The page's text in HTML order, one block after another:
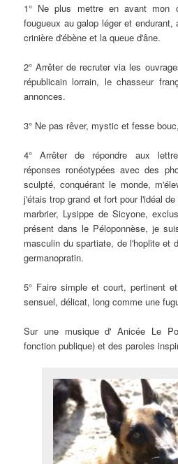
1° Ne plus mettre en avant mon
fougueux au galop léger et
crinière d'ébène et la queue d'âne.
2° Arrêter de recruter via les
républicain lorrain, le chasseur
annonces.
3° Ne pas rêver, mystic et fesse
4° Arrêter de répondre aux
réponses ronéotypées avec des
sculpté, conquérant le monde,
j'étais trop grand et fort pour l'idéal
marbrier, Lysippe de Sicyone,
présent dans le Péloponnèse, je
masculin du spartiate, de l'hoplite et
germanopratin.
5° Faire simple et court, pertinent
sensuel, délicat, long comme une
Sur une musique d' Anicée Le
fonction publique) et des paroles